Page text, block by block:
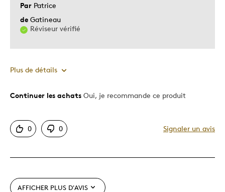
Par Patrice
de Gatineau
Réviseur vérifié
Plus de détails
Le pour
Motif attrayant
Très bonne qualité
Continuer les achats Oui, je recommande ce produit
0 0 Signaler un avis
AFFICHER PLUS D'AVIS